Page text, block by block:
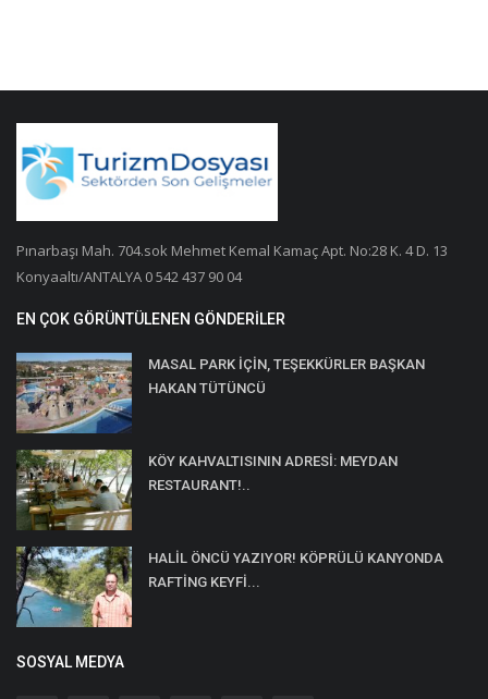
Pınarbaşı Mah. 704.sok Mehmet Kemal Kamaç Apt. No:28 K. 4 D. 13
Konyaaltı/ANTALYA 0 542 437 90 04
EN ÇOK GÖRÜNTÜLENEN GÖNDERILER
MASAL PARK İÇİN, TEŞEKKÜRLER BAŞKAN
HAKAN TÜTÜNCÜ
KÖY KAHVALTISININ ADRESİ: MEYDAN
RESTAURANT!..
HALİL ÖNCÜ YAZIYOR! KÖPRÜLÜ KANYONDA
RAFTİNG KEYFİ...
SOSYAL MEDYA